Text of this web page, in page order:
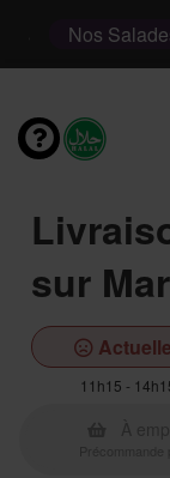
Nos
sur
11h15 -